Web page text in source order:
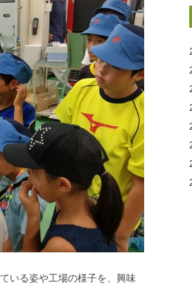
いる姿や工場の様子を、興味